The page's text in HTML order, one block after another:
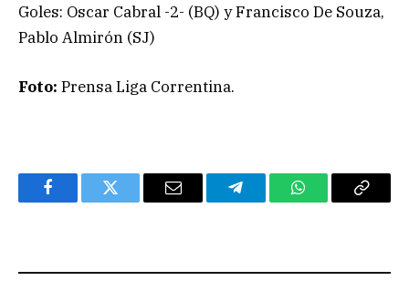
Goles: Oscar Cabral -2- (BQ) y Francisco De Souza,
Pablo Almirón (SJ)
Foto: Prensa Liga Correntina.
FacebookTwitter Email TelegramWhatsAppCopy